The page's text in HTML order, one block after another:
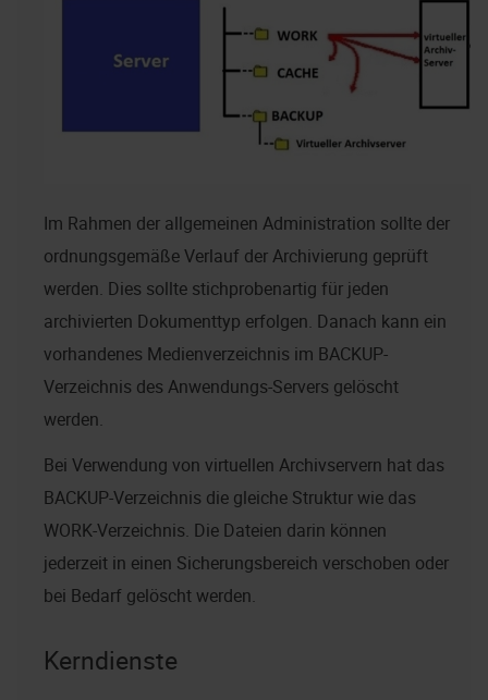
Im Rahmen der allgemeinen Administration sollte der
ordnungsgemäße Verlauf der Archivierung geprüft
werden. Dies sollte stichprobenartig für jeden
archivierten Dokumenttyp erfolgen. Danach kann ein
vorhandenes Medienverzeichnis im BACKUP-
Verzeichnis des Anwendungs-Servers gelöscht
werden.
Bei Verwendung von virtuellen Archivservern hat das
BACKUP-Verzeichnis die gleiche Struktur wie das
WORK-Verzeichnis. Die Dateien darin können
jederzeit in einen Sicherungsbereich verschoben oder
bei Bedarf gelöscht werden.
Kerndienste